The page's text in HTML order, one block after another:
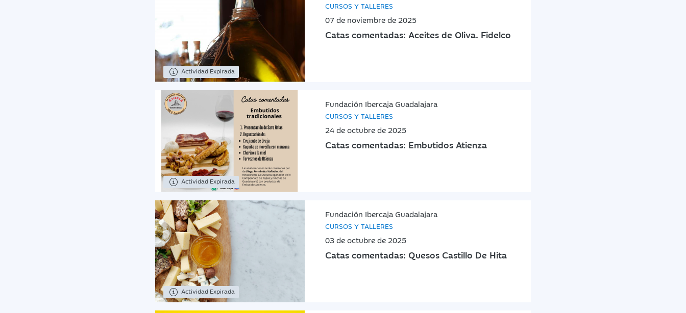
Actividad Expirada
CURSOS Y TALLERES
07 de noviembre de 2025
Catas comentadas: Aceites de Oliva. Fidelco
Actividad Expirada
Fundación Ibercaja Guadalajara
CURSOS Y TALLERES
24 de octubre de 2025
Catas comentadas: Embutidos Atienza
Actividad Expirada
Fundación Ibercaja Guadalajara
CURSOS Y TALLERES
03 de octubre de 2025
Catas comentadas: Quesos Castillo De Hita